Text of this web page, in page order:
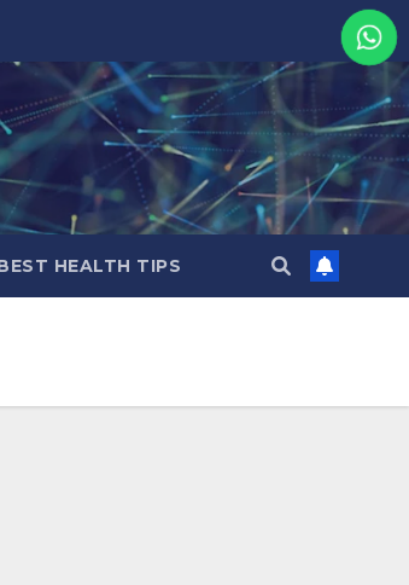
HEALTH TIPS